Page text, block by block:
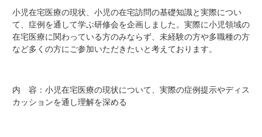
小児在宅医療の現状、小児の在宅訪問の基礎知識と実際につい
て、症例を通して学ぶ研修会を企画しました。実際に小児領域の
在宅医療に関わっている方のみならず、未経験の方や多職種の方
など多くの方にご参加いただきたいと考えております。
内 容：小児在宅医療の現状について、実際の症例提示やディス
カッションを通し理解を深める